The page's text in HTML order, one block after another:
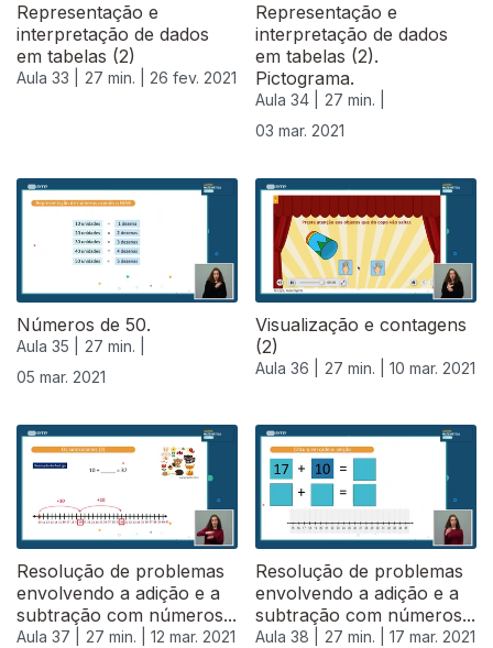
Representação e
interpretação de dados
em tabelas (2)
Aula 33 | 27 min. | 26 fev. 2021
Representação e
interpretação de dados
em tabelas (2).
Pictograma.
Aula 34 |
27 min. |
03 mar. 2021
Números de 50.
Aula 35 |
27 min. |
05 mar. 2021
Visualização e contagens
(2)
Aula 36 | 27 min. | 10 mar. 2021
529522
Resolução de problemas
envolvendo a adição e a
subtração com números...
Aula 37 | 27 min. | 12 mar. 2021
Resolução de problemas
envolvendo a adição e a
subtração com números...
Aula 38 | 27 min. | 17 mar. 2021